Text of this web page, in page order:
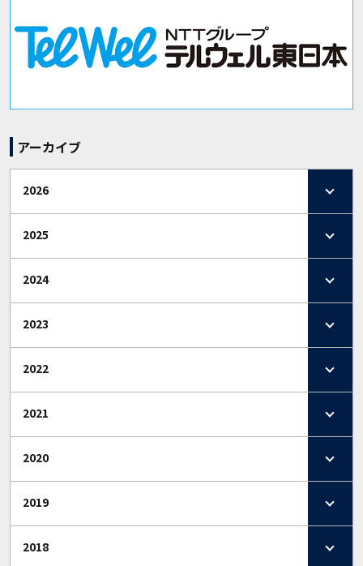
アーカイブ
2026
2025
2024
2023
2022
2021
2020
2019
2018